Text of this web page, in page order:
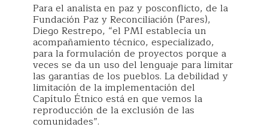
Para el analista en paz y posconflicto, de la
Fundación Paz y Reconciliación (Pares),
Diego Restrepo, “el PMI establecía un
acompañamiento técnico, especializado,
para la formulación de proyectos porque a
veces se da un uso del lenguaje para limitar
las garantías de los pueblos. La debilidad y
limitación de la implementación del
Capítulo Étnico está en que vemos la
reproducción de la exclusión de las
comunidades”.